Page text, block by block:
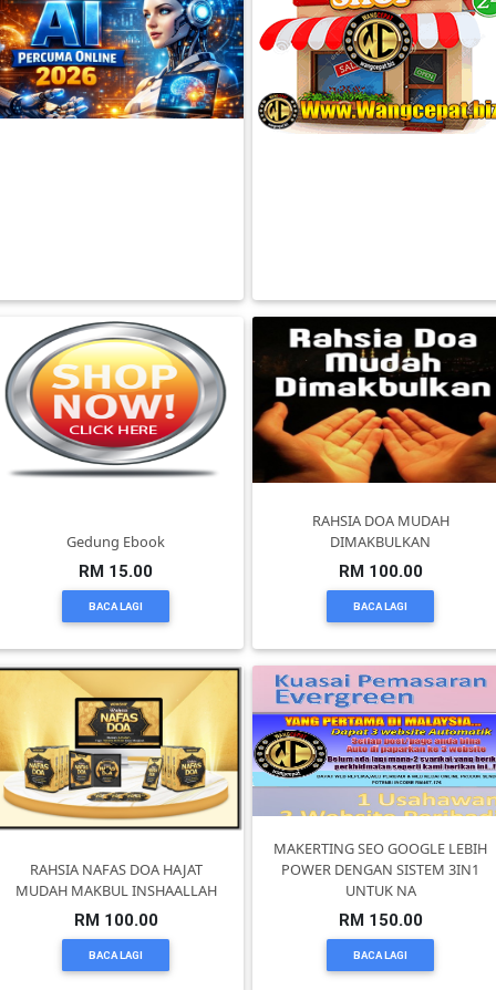
KURSUS PENGETAHUAN ASAS AI
Peluang Agen Produk Digital –
Gedung Ebook
RM 15.00
BACA LAGI
RAHSIA DOA MUDAH
DIMAKBULKAN
RM 100.00
BACA LAGI
RAHSIA NAFAS DOA HAJAT
MUDAH MAKBUL INSHAALLAH
RM 100.00
BACA LAGI
MAKERTING SEO GOOGLE LEBIH
POWER DENGAN SISTEM 3IN1
UNTUK NA
RM 150.00
BACA LAGI
WANITA(0)
KECANTIKAN(7)
PENDIDIKAN(19)
DERMA
DAN
INFAK(0)
TUDUNG(0)
ARTIKEL(14)
PEMBORONG(2)
PRODUK
DIGITAL(29)
PERNIAGAAN(41)